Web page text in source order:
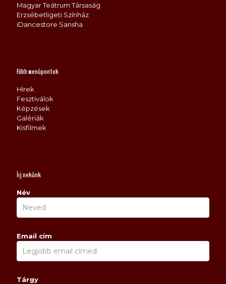
Magyar Teátrum Társaság
Erzsébetligeti Színház
iDancestore Sansha
Főbb menüpontok
Hírek
Fesztiválok
Képzések
Galériák
Kisfilmek
Írj nekünk
Név
Email cím
Tárgy